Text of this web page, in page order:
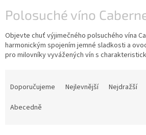
Hroznový
Naši
vinaři
víno
Polosuché víno
Objevte chuť výjimečného polsuchého vína
harmonickým spojením jemné sladkosti a
pro milovníky vyvážených vín s
Doporučujeme Nejlevnější Nejdražší
Abecedně